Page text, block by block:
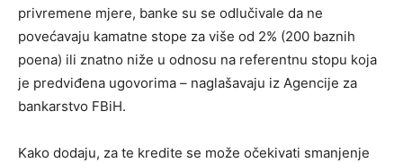
privremene mjere, banke su se odlučivale da ne
povećavaju kamatne stope za više od 2% (200 baznih
poena) ili znatno niže u odnosu na referentnu stopu koja
je predviđena ugovorima – naglašavaju iz Agencije za
bankarstvo FBiH.
Kako dodaju, za te kredite se može očekivati smanjenje